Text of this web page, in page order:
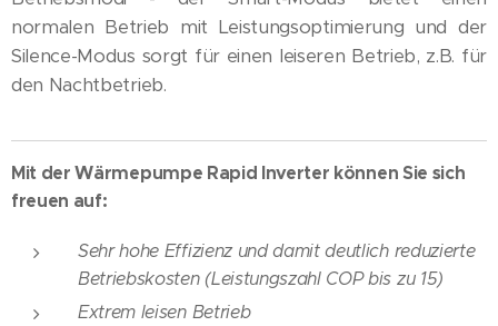
normalen Betrieb mit Leistungsoptimierung und der
Silence-Modus sorgt für einen leiseren Betrieb, z.B. für
den Nachtbetrieb.
Mit der Wärmepumpe Rapid Inverter können Sie sich
freuen auf:
Sehr hohe Effizienz und damit deutlich reduzierte
Betriebskosten (Leistungszahl COP bis zu 15)
Extrem leisen Betrieb